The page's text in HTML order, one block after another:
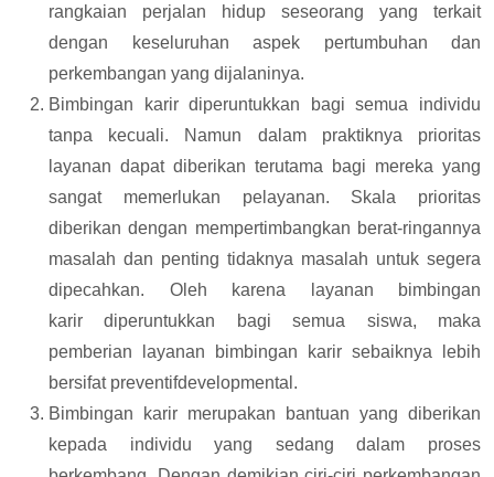
rangkaian perjalan hidup seseorang yang terkait
dengan keseluruhan aspek pertumbuhan dan
perkembangan yang dijalaninya.
Bimbingan karir diperuntukkan bagi semua individu
tanpa kecuali. Namun dalam praktiknya prioritas
layanan dapat diberikan terutama bagi mereka yang
sangat memerlukan pelayanan. Skala prioritas
diberikan dengan mempertimbangkan berat-ringannya
masalah dan penting tidaknya masalah untuk segera
dipecahkan. Oleh karena layanan bimbingan
karir diperuntukkan bagi semua siswa, maka
pemberian layanan bimbingan karir sebaiknya lebih
bersifat preventifdevelopmental.
Bimbingan karir merupakan bantuan yang diberikan
kepada individu yang sedang dalam proses